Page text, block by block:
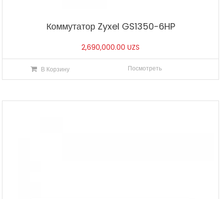
Коммутатор Zyxel GS1350-6HP
2,690,000.00 UZS
В Корзину Посмотреть